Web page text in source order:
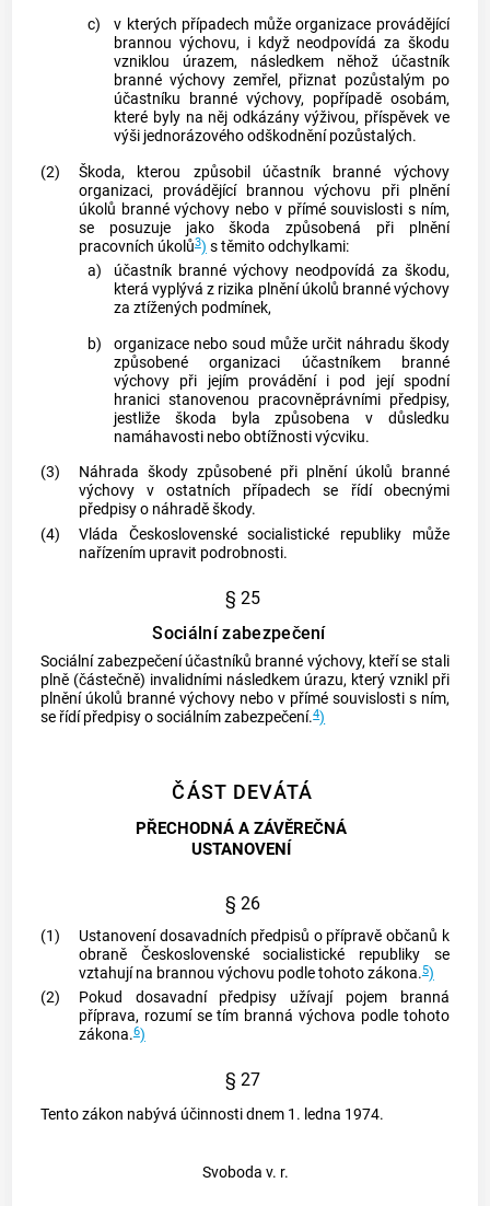
c)
v kterých případech může organizace provádějící
brannou výchovu, i když neodpovídá za škodu
vzniklou úrazem, následkem něhož účastník
branné výchovy zemřel, přiznat pozůstalým po
účastníku branné výchovy, popřípadě osobám,
které byly na něj odkázány výživou, příspěvek ve
výši jednorázového odškodnění pozůstalých.
(2)
Škoda, kterou způsobil účastník branné výchovy
organizaci, provádějící brannou výchovu při plnění
úkolů branné výchovy nebo v přímé souvislosti s ním,
se posuzuje jako škoda způsobená při plnění
pracovních úkolů3) s těmito odchylkami:
a)
účastník branné výchovy neodpovídá za škodu,
která vyplývá z rizika plnění úkolů branné výchovy
za ztížených podmínek,
b)
organizace nebo soud může určit náhradu škody
způsobené organizaci účastníkem branné
výchovy při jejím provádění i pod její spodní
hranici stanovenou pracovněprávními předpisy,
jestliže škoda byla způsobena v důsledku
namáhavosti nebo obtížnosti výcviku.
(3)
Náhrada škody způsobené při plnění úkolů branné
výchovy v ostatních případech se řídí obecnými
předpisy o náhradě škody.
(4)
Vláda Československé socialistické republiky může
nařízením upravit podrobnosti.
§ 25
Sociální zabezpečení
Sociální zabezpečení účastníků branné výchovy, kteří se stali
plně (částečně) invalidními následkem úrazu, který vznikl při
plnění úkolů branné výchovy nebo v přímé souvislosti s ním,
se řídí předpisy o sociálním zabezpečení.4)
ČÁST DEVÁTÁ
PŘECHODNÁ A ZÁVĚREČNÁ
USTANOVENÍ
§ 26
(1)
Ustanovení dosavadních předpisů o přípravě občanů k
obraně Československé socialistické republiky se
vztahují na brannou výchovu podle tohoto zákona.5)
(2)
Pokud dosavadní předpisy užívají pojem branná
příprava, rozumí se tím branná výchova podle tohoto
zákona.6)
§ 27
Tento zákon nabývá účinnosti dnem 1. ledna 1974.
Svoboda v. r.